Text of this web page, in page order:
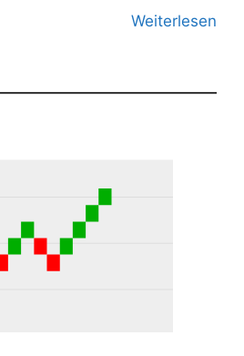
Weiterlesen